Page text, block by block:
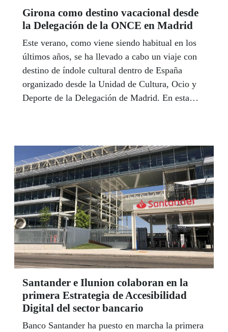
Girona como destino vacacional desde
la Delegación de la ONCE en Madrid
Este verano, como viene siendo habitual en los
últimos años, se ha llevado a cabo un viaje con
destino de índole cultural dentro de España
organizado desde la Unidad de Cultura, Ocio y
Deporte de la Delegación de Madrid. En esta
Santander e Ilunion colaboran en la
primera Estrategia de Accesibilidad
Digital del sector bancario
Banco Santander ha puesto en marcha la primera